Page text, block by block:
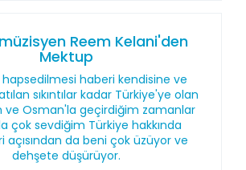
Reem Kelani'den
Mektup
hapsedilmesi haberi kendisine ve
sıkıntılar kadar Türkiye'ye olan
ve Osman'la geçirdiğim zamanlar
çok sevdiğim Türkiye hakkında
açısından da beni çok üzüyor ve
dehşete düşürüyor.